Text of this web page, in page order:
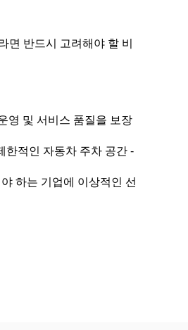
면 반드시 고려해야 할 비
영 및 서비스 품질을 보장
한적인 자동차 주차 공간 -
하는 기업에 이상적인 선